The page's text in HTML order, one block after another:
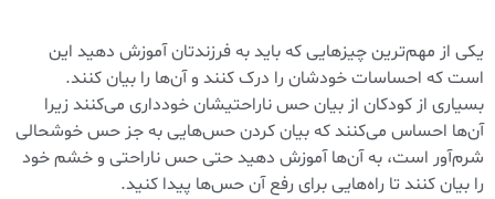
یکی از مهم‌ترین چیز‌هایی که باید به فرزندتان آموزش دهید این
است که احساسات خودشان را درک کنند و آن‌ها را بیان کنند.
بسیاری از کودکان از بیان حس ناراحتیشان خودداری می‌کنند زیرا
آن‌ها احساس می‌کنند که بیان کردن حس‌هایی به جز حس خوشحالی
شرم‌آور است، به آن‌ها آموزش دهید حتی حس‌ ناراحتی و خشم خود
را بیان کنند تا راه‌هایی برای رفع آن‌ حس‌ها پیدا کنید.